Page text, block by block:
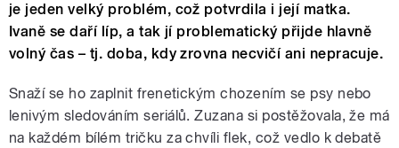
je jeden velký problém, což potvrdila i její matka.
Ivaně se daří líp, a tak jí problematický přijde hlavně
volný čas – tj. doba, kdy zrovna necvičí ani nepracuje.
Snaží se ho zaplnit frenetickým chozením se psy nebo
lenivým sledováním seriálů. Zuzana si postěžovala, že má
na každém bílém tričku za chvíli flek, což vedlo k debatě